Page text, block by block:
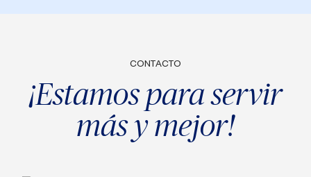
CONTACTO
¡Estamos para servir
más y mejor!